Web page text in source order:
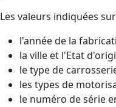
Les valeurs indiquées
l'année de la
la ville et l'Etat
le type de
les types de
le numéro de série